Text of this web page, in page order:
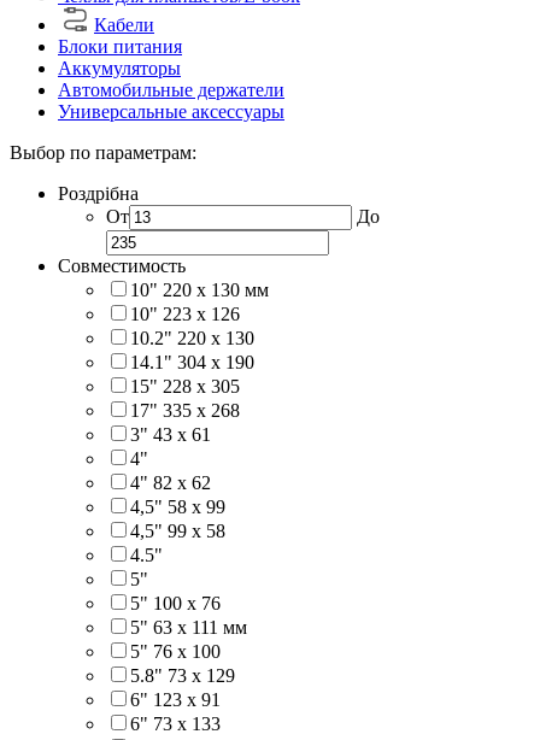
Кабели
Блоки питания
Аккумуляторы
Автомобильные держатели
Универсальные аксессуары
Выбор по параметрам:
Роздрібна
От
До
Совместимость
10" 220 x 130 мм
10" 223 x 126
10.2" 220 x 130
14.1" 304 х 190
15" 228 x 305
17" 335 х 268
3" 43 x 61
4"
4" 82 x 62
4,5" 58 х 99
4,5" 99 x 58
4.5"
5"
5" 100 x 76
5" 63 x 111 мм
5" 76 х 100
5.8" 73 x 129
6" 123 х 91
6" 73 х 133